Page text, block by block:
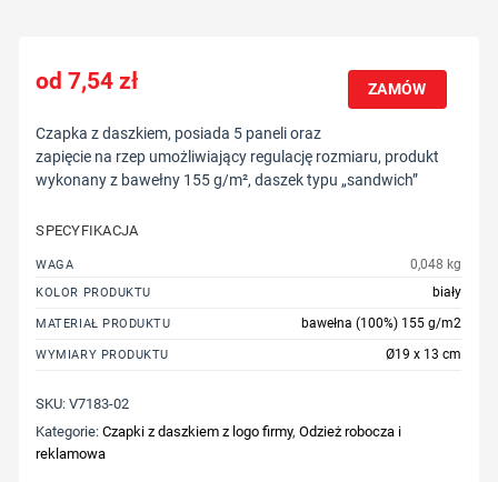
7,54zł ZAMÓW
Czapka z daszkiem, posiada 5 paneli oraz
zapięcie na rzep umożliwiający regulację rozmiaru, produkt
wykonany z bawełny 155 g/m², daszek typu „sandwich”
SPECYFIKACJA
WAGA 0,048 kg
KOLOR PRODUKTU biały
MATERIAŁ PRODUKTU bawełna (100%) 155 g/m2
WYMIARY PRODUKTU Ø19 x 13 cm
SKU:V7183-02
Kategorie:Czapki z daszkiem z logo firmy,Odzież robocza i
reklamowa